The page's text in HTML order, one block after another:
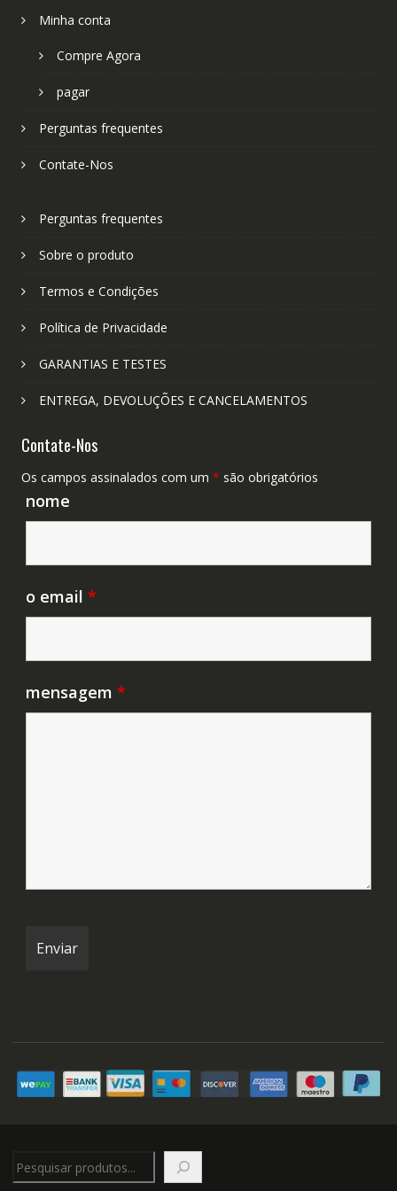
Minha conta
Compre Agora
pagar
Perguntas frequentes
Contate-Nos
Perguntas frequentes
Sobre o produto
Termos e Condições
Política de Privacidade
GARANTIAS E TESTES
ENTREGA, DEVOLUÇÕES E CANCELAMENTOS
Contate-Nos
Os campos assinalados com um * são obrigatórios
nome
o email *
mensagem *